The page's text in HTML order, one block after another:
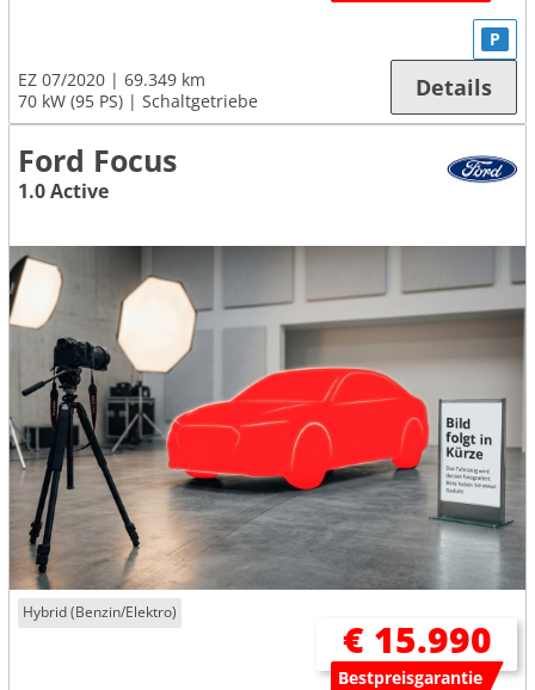
EZ 07/2020
69.349 km
70 kW (95 PS)
Schaltgetriebe
P
Details
Ford Focus
1.0 Active
Hybrid (Benzin/Elektro)
€ 15.990
Bestpreisgarantie